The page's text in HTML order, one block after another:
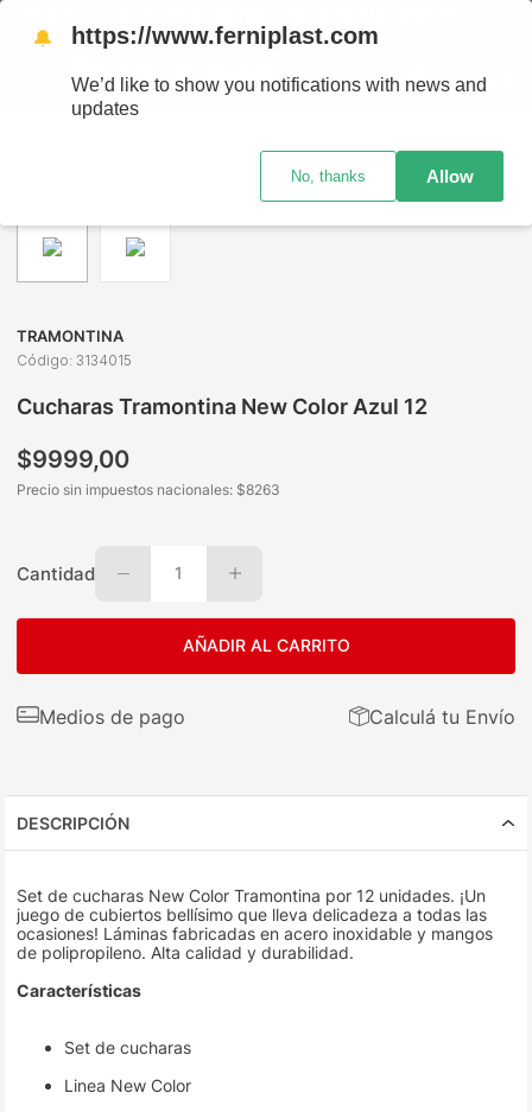
TRAMONTINA
Código:3134015
Cucharas Tramontina New Color Azul 12
$9999,00
Precio sin impuestos nacionales: $8263
Cantidad 1
AÑADIR AL CARRITO
Medios de pago Calculá tu Envío
DESCRIPCIÓN
Set de cucharas New Color Tramontina por 12 unidades. ¡Un
juego de cubiertos bellísimo que lleva delicadeza a todas las
ocasiones! Láminas fabricadas en acero inoxidable y mangos
de polipropileno. Alta calidad y durabilidad.
Características
Set de cucharas
Linea New Color
🔔 https://www.ferniplast.com
We’d like to show you notifications with news and
updates
No, thanks Allow